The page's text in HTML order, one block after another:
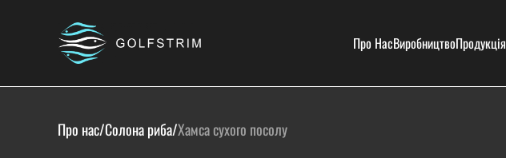
Про НасВиробництвоПродукція
Про нас/Солона риба/Хамса сухого посолу